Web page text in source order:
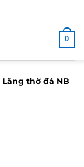
0
Lăng thờ đá NB